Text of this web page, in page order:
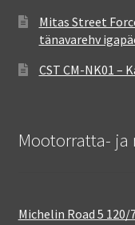
Mitas Street
tänavarehv
CST CM-NK01 –
Mootorratta- ja
Michelin Road 5 120/